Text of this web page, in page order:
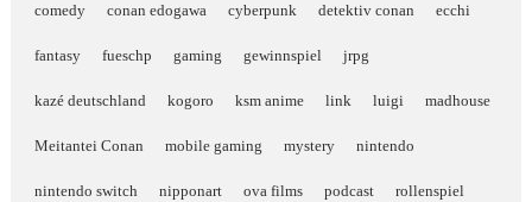
comedy conan edogawa cyberpunk detektiv conan ecchi
fantasy fueschp gaming gewinnspiel jrpg
kazé deutschland kogoro ksm anime link luigi madhouse
Meitantei Conan mobile gaming mystery nintendo
nintendo switch nipponart ova films podcast rollenspiel